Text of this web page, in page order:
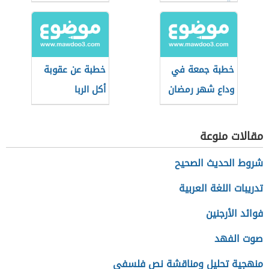
وآثارهما على
المجتمع
شهر رمضان
خطبة جمعة في
وداع شهر رمضان
خطبة عن عقوبة
أكل الربا
مقالات منوعة
شروط الحديث الصحيح
تدريبات اللغة العربية
فوائد الأرجنين
صوت الفهد
منهجية تحليل ومناقشة نص فلسفي